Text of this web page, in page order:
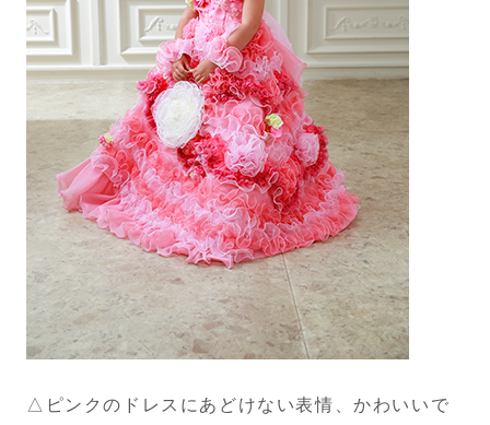
△ピンクのドレスにあどけない表情、かわいいで